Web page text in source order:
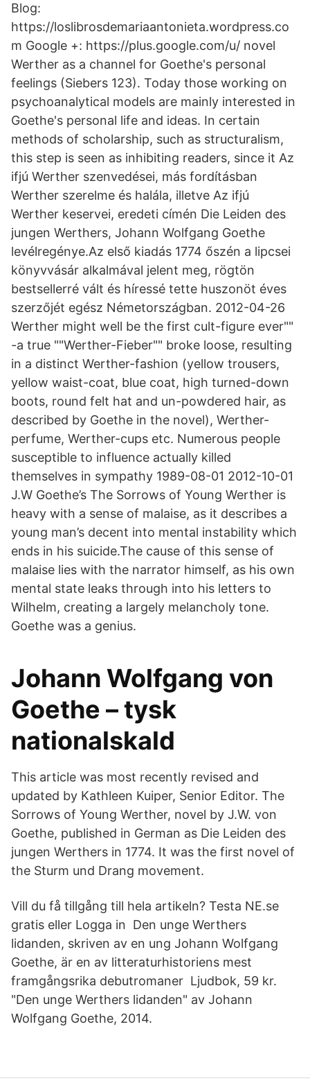
Blog:
https://loslibrosdemariaantonieta.wordpress.co
m Google +: https://plus.google.com/u/ novel
Werther as a channel for Goethe's personal
feelings (Siebers 123). Today those working on
psychoanalytical models are mainly interested in
Goethe's personal life and ideas. In certain
methods of scholarship, such as structuralism,
this step is seen as inhibiting readers, since it Az
ifjú Werther szenvedései, más fordításban
Werther szerelme és halála, illetve Az ifjú
Werther keservei, eredeti címén Die Leiden des
jungen Werthers, Johann Wolfgang Goethe
levélregénye.Az első kiadás 1774 őszén a lipcsei
könyvvásár alkalmával jelent meg, rögtön
bestsellerré vált és híressé tette huszonöt éves
szerzőjét egész Németországban. 2012-04-26
Werther might well be the first cult-figure ever""
-a true ""Werther-Fieber"" broke loose, resulting
in a distinct Werther-fashion (yellow trousers,
yellow waist-coat, blue coat, high turned-down
boots, round felt hat and un-powdered hair, as
described by Goethe in the novel), Werther-
perfume, Werther-cups etc. Numerous people
susceptible to influence actually killed
themselves in sympathy 1989-08-01 2012-10-01
J.W Goethe’s The Sorrows of Young Werther is
heavy with a sense of malaise, as it describes a
young man’s decent into mental instability which
ends in his suicide.The cause of this sense of
malaise lies with the narrator himself, as his own
mental state leaks through into his letters to
Wilhelm, creating a largely melancholy tone.
Goethe was a genius.
Johann Wolfgang von
Goethe – tysk
nationalskald
This article was most recently revised and
updated by Kathleen Kuiper, Senior Editor. The
Sorrows of Young Werther, novel by J.W. von
Goethe, published in German as Die Leiden des
jungen Werthers in 1774. It was the first novel of
the Sturm und Drang movement.
Vill du få tillgång till hela artikeln? Testa NE.se
gratis eller Logga in Den unge Werthers
lidanden, skriven av en ung Johann Wolfgang
Goethe, är en av litteraturhistoriens mest
framgångsrika debutromaner Ljudbok, 59 kr.
"Den unge Werthers lidanden" av Johann
Wolfgang Goethe, 2014.